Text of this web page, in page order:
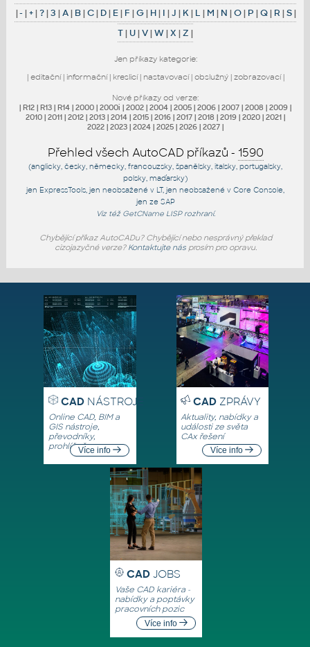
|- |+|?|3 |A| B|C| D| E| F |G| H| I |J | K| L | M | N |O| P |Q| R |S|
T| U|V|W|X |Z |
Jen příkazy kategorie:
| editační| informační| kreslicí| nastavovací| obslužný| zobrazovací|
Nové příkazy od verze:
| R12 | R13 | R14 | 2000 | 2000i | 2002 | 2004 | 2005 | 2006 | 2007 | 2008 | 2009 |
2010 | 2011 | 2012 | 2013 | 2014 | 2015 | 2016 | 2017 | 2018 | 2019 | 2020 | 2021 |
2022 | 2023 | 2024 | 2025 | 2026 | 2027 |
Přehled všech AutoCAD příkazů - 1590
(anglicky, česky, německy, francouzsky, španělsky, italsky, portugalsky,
polsky, maďarsky)
jen ExpressTools , jen neobsažené v LT, jen neobsažené v Core Console
jen ze SAP
Viz též GetCNameLISP rozhraní.
Chybějící příkaz AutoCADu? Chybějící nebo nesprávný překlad
cizojazyčné verze? Kontaktujte násprosím pro opravu.
CADNÁSTROJE
Online CAD, BIM a
GIS nástroje,
převodníky,
prohlížečeVíce info
CADZPRÁVY
Aktuality, nabídky a
události ze světa
CAx řešení
Více info
CAD JOBS
Vaše CAD kariéra -
nabídky a poptávky
pracovních pozic
Více info